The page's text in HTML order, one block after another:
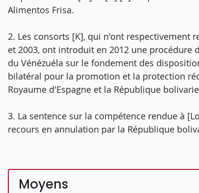
Alimentos Frisa.
2. Les consorts [K], qui n'ont respectivement
et 2003, ont introduit en 2012 une
du Vénézuéla sur le fondement des
bilatéral pour la promotion et la protection
Royaume d'Espagne et la République
3. La sentence sur la compétence rendue à
recours en annulation par la République
Moyens